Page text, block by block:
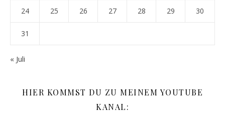
24 25 26 27 28 29 30
31
« Juli
HIER KOMMST DU ZU MEINEM YOUTUBE
KANAL: